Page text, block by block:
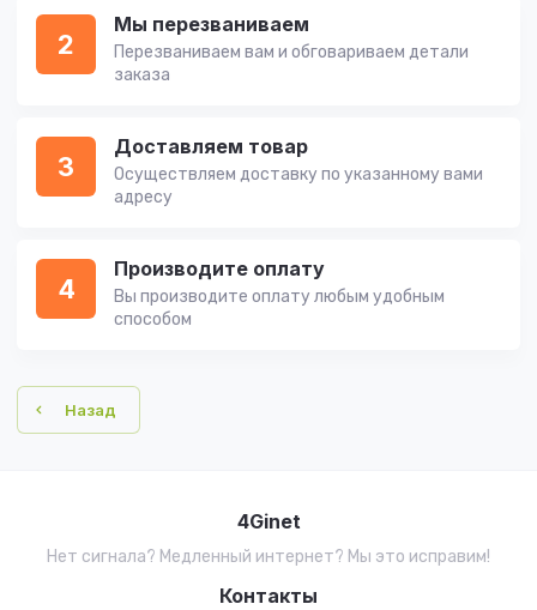
2
Мы перезваниваем
Перезваниваем вам и обговариваем детали
заказа
3
Доставляем товар
Осуществляем доставку по указанному вами
адресу
4
Производите оплату
Вы производите оплату любым удобным
способом
Назад
4Ginet
Нет сигнала? Медленный интернет? Мы это исправим!
Контакты